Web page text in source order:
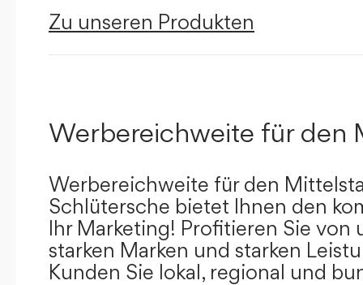
Zu unseren Produkten
Werbereichweite für den
Werbereichweite für den
Schlütersche bietet Ihnen den
Ihr Marketing! Profitieren Sie von
starken Marken und starken
Kunden Sie lokal, regional und